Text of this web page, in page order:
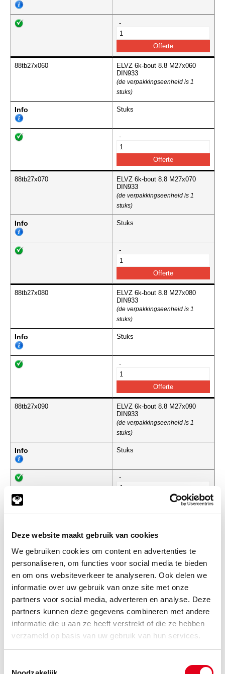
Deze website maakt gebruik van cookies
We gebruiken cookies om content en advertenties te
personaliseren, om functies voor social media te bieden
en om ons websiteverkeer te analyseren. Ook delen we
informatie over uw gebruik van onze site met onze
partners voor social media, adverteren en analyse. Deze
partners kunnen deze gegevens combineren met andere
informatie die u aan ze heeft verstrekt of die ze hebben
verzameld op basis van uw gebruik van hun services.
-
88tb27x060
ELVZ 6k-bout 8.8 M27x060
DIN933
(de verpakkingseenheid is 1
stuks)
Info Stuks
-
88tb27x070
ELVZ 6k-bout 8.8 M27x070
DIN933
(de verpakkingseenheid is 1
stuks)
Info Stuks
-
88tb27x080
ELVZ 6k-bout 8.8 M27x080
DIN933
(de verpakkingseenheid is 1
stuks)
Info Stuks
-
88tb27x090
ELVZ 6k-bout 8.8 M27x090
DIN933
(de verpakkingseenheid is 1
stuks)
Info Stuks
-
(de verpakkingseenheid is 1
Info Stuks
-
88tb27x110
ELVZ 6k-bout 8.8 M27x110
(de verpakkingseenheid is 1